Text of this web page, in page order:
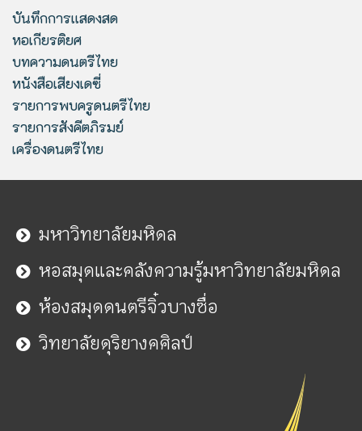
บันทึกการแสดงสด
หอเกียรติยศ
บทความดนตรีไทย
หนังสือเสียงเดซี่
รายการพบครูดนตรีไทย
รายการสังคีตภิรมย์
เครื่องดนตรีไทย
มหาวิทยาลัยมหิดล
หอสมุดและคลังความรู้มหาวิทยาลัยมหิดล
ห้องสมุดดนตรีจิ๋วบางซื่อ
วิทยาลัยดุริยางคศิลป์